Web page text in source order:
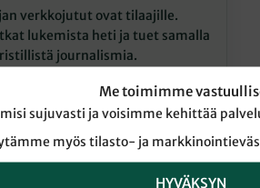
Me toimimme
sujuvasti ja voisimme kehittää
myös tilasto- ja
HYVÄKSYN
verkkojutut ovat tilaajille.
lukemista heti ja tuet samalla
journalismia.